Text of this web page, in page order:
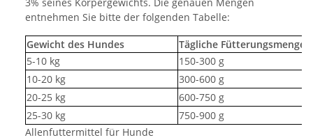
entnehmen Sie bitte der folgenden Tabelle:
Gewicht des Hundes
Tägliche Fütterungsmenge
5-10 kg
150-300 g
10-20 kg
300-600 g
20-25 kg
600-750 g
25-30 kg
750-900 g
Allenfuttermittel für Hunde